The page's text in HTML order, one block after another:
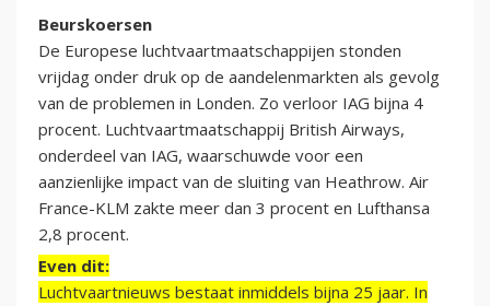
Beurskoersen
De Europese luchtvaartmaatschappijen stonden
vrijdag onder druk op de aandelenmarkten als gevolg
van de problemen in Londen. Zo verloor IAG bijna 4
procent. Luchtvaartmaatschappij British Airways,
onderdeel van IAG, waarschuwde voor een
aanzienlijke impact van de sluiting van Heathrow. Air
France-KLM zakte meer dan 3 procent en Lufthansa
2,8 procent.
Even dit:
Luchtvaartnieuws bestaat inmiddels bijna 25 jaar. In